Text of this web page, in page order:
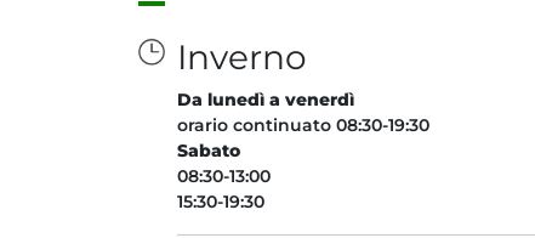
Inverno
Da lunedì a venerdì
orario continuato 08:30-19:30
Sabato
08:30-13:00
15:30-19:30